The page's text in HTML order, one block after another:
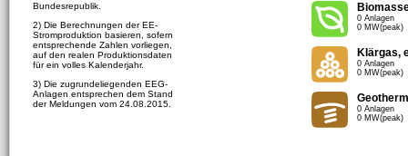
Bundesrepublik.
2) Die Berechnungen der EE-
Stromproduktion basieren, sofern
entsprechende Zahlen vorliegen,
auf den realen Produktionsdaten
für ein volles Kalenderjahr.
3) Die zugrundeliegenden EEG-
Anlagen entsprechen dem Stand
der Meldungen vom 24.08.2015.
0 Anlagen
0 MW(peak)
Klärgas,
0 Anlagen
0 MW(peak)
0 Anlagen
0 MW(peak)